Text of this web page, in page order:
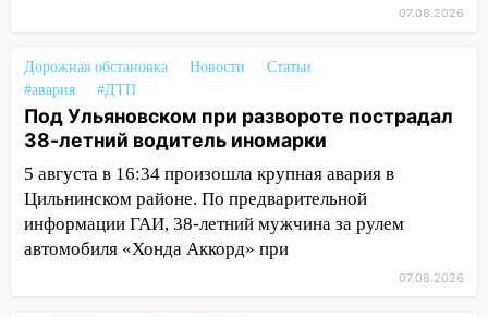
15:34 После вмешательства
прокуратуры в селах Ульяновской
области привели в порядок детские
площадки
15:27 Прокуратура проверяет
капремонт школы в селе Кивать
15:08 В Кузоватово после прокурорской
проверки обновили разметку на
07.08.2026
Дорожная обстановка Новости
Статьи
#авария
#ДТП
Под Ульяновском при развороте пострадал
38-летний водитель иномарки
5 августа в 16:34 произошла крупная авария в
Цильнинском районе. По предварительной
информации ГАИ, 38-летний мужчина за рулем
автомобиля «Хонда Аккорд» при
07.08.2026